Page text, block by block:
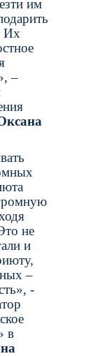
им
Их
–
не
и
–
-
в